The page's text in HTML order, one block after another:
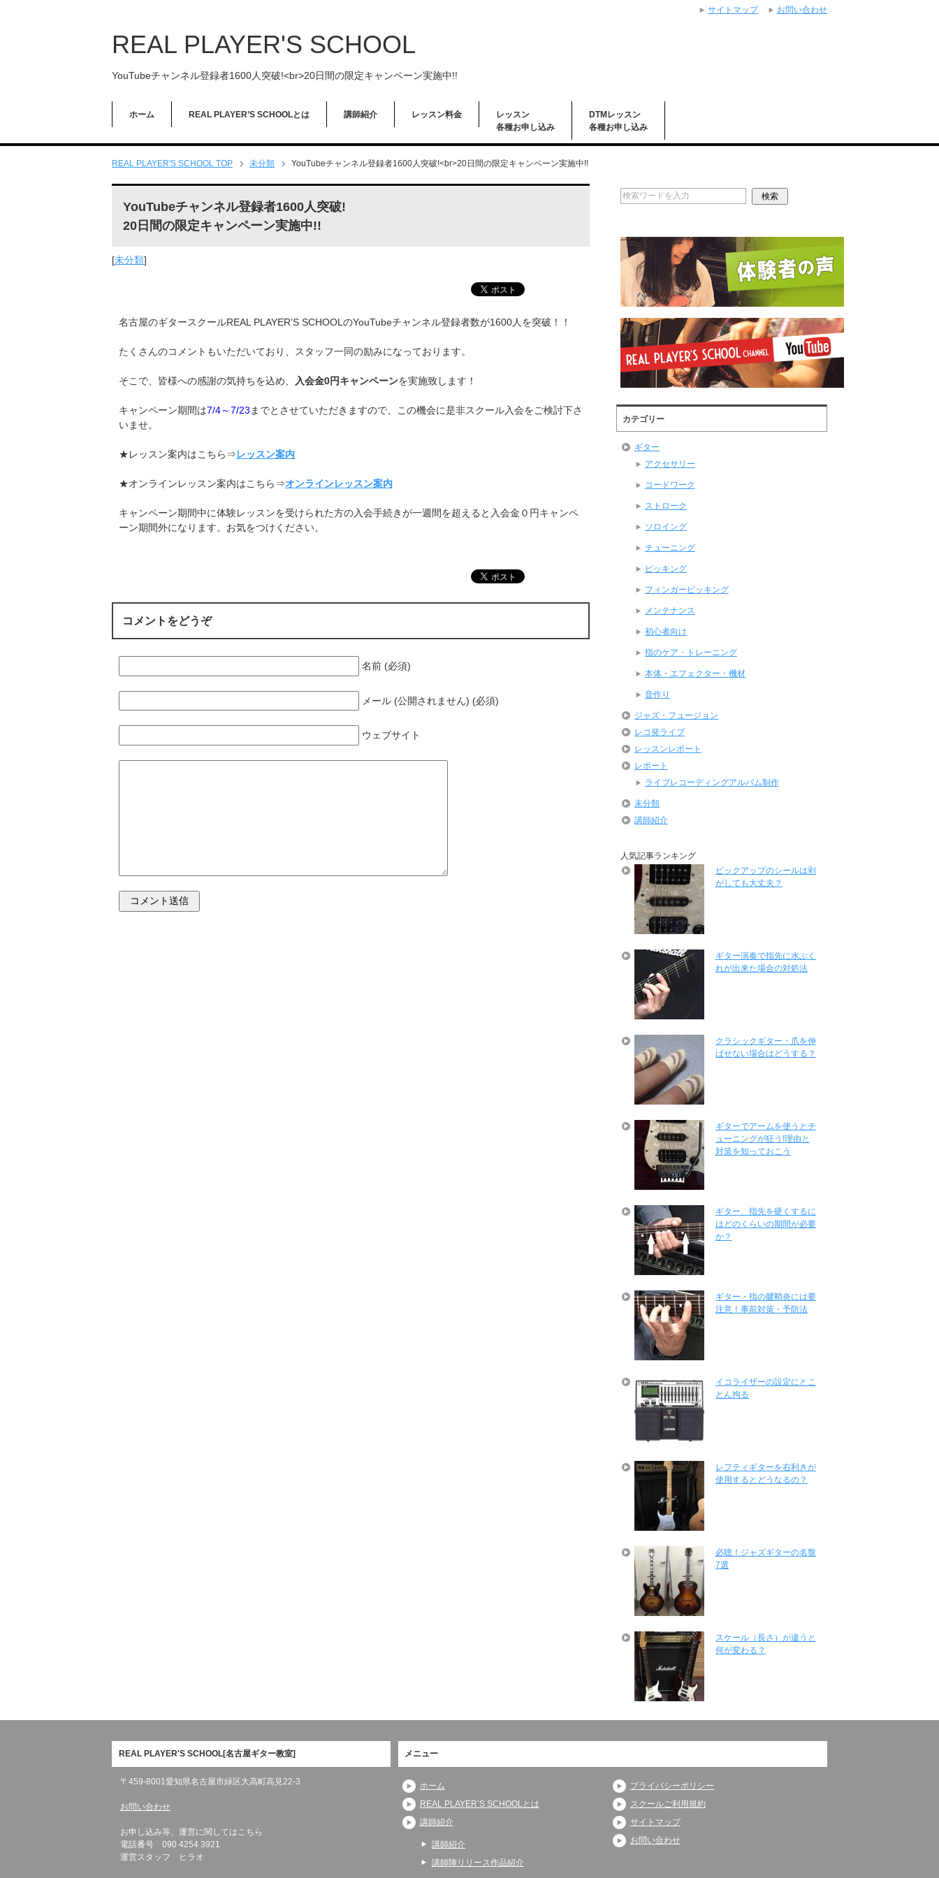
REAL PLAYER'S SCHOOL
YouTubeチャンネル登録者1600人突破!<br>20日間の限定キャンペーン実施中!!
ホーム REAL PLAYER’S SCHOOLとは 講師紹介 レッスン料金
レッスン
各種お申し込み
DTMレッスン
各種お申し込み
REAL PLAYER'S SCHOOL TOP 未分類 YouTubeチャンネル登録者1600人突破!<br>20日間の限定キャンペーン実施中!!
YouTubeチャンネル登録者1600人突破!
20日間の限定キャンペーン実施中!!
[未分類]
名古屋のギタースクールREAL PLAYER’S SCHOOLのYouTubeチャンネル登録者数が1600人を突破！！
たくさんのコメントもいただいており、スタッフ一同の励みになっております。
そこで、皆様への感謝の気持ちを込め、 入会金0円キャンペーンを実施致します！
キャンペーン期間は7/4～7/23 までとさせていただきますので、この機会に是非スクール入会をご検討下さ
いませ。
★レッスン案内はこちら⇒レッスン案内
★オンラインレッスン案内はこちら⇒オンラインレッスン案内
キャンペーン期間中に体験レッスンを受けられた方の入会手続きが一週間を超えると入会金０円キャンペ
ーン期間外になります。お気をつけください。
コメントをどうぞ
名前 (必須)
メール (公開されません) (必須)
ウェブサイト
カテゴリー
ギター
アクセサリー
コードワーク
ストローク
ソロイング
チューニング
ピッキング
フィンガーピッキング
メンテナンス
初心者向け
指のケア・トレーニング
本体・エフェクター・機材
音作り
ジャズ・フュージョン
レコ発ライブ
レッスンレポート
レポート
ライブレコーディングアルバム制作
未分類
講師紹介
人気記事ランキング
ピックアップのシールは剥
がしても大丈夫？
ギター演奏で指先に水ぶく
れが出来た場合の対処法
クラシックギター・爪を伸
ばせない場合はどうする？
ギターでアームを使うとチ
ューニングが狂う!理由と
対策を知っておこう
ギター、指先を硬くするに
はどのくらいの期間が必要
か？
ギター・指の腱鞘炎には要
注意！事前対策・予防法
イコライザーの設定にとこ
とん拘る
レフティギターを右利きが
使用するとどうなるの？
必聴！ジャズギターの名盤
7選
スケール（長さ）が違うと
何が変わる？
REAL PLAYER'S SCHOOL[名古屋ギター教室]
〒459-8001愛知県名古屋市緑区大高町高見22-3
お問い合わせ
お申し込み等、運営に関してはこちら
電話番号 090 4254 3921
運営スタッフ ヒラオ
メニュー
ホーム
REAL PLAYER’S SCHOOLとは
講師紹介
講師紹介
講師陣リリース作品紹介
プライバシーポリシー
スクールご利用規約
サイトマップ
お問い合わせ
サイトマップ お問い合わせ